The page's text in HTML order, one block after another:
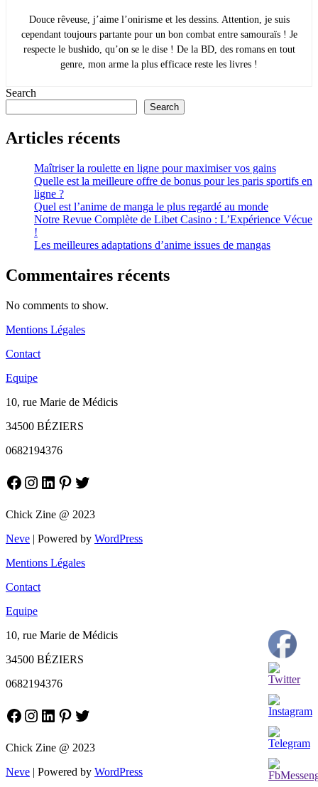
Douce rêveuse, j’aime l’onirisme et les dessins. Attention, je suis
cependant toujours partante pour un bon combat entre samouraïs ! Je
respecte le bushido, qu’on se le dise ! De la BD, des romans en tout
genre, mon arme la plus efficace reste les livres !
Search
Search
Articles récents
Maîtriser la roulette en ligne pour maximiser vos gains
Quelle est la meilleure offre de bonus pour les paris sportifs en
ligne ?
Quel est l’anime de manga le plus regardé au monde
Notre Revue Complète de Libet Casino : L’Expérience Vécue
!
Les meilleures adaptations d’anime issues de mangas
Commentaires récents
No comments to show.
Mentions Légales
Contact
Equipe
10, rue Marie de Médicis
34500 BÉZIERS
0682194376
Facebook
Instagram
LinkedIn
Pinterest
Twitter
Chick Zine @ 2023
Neve | Powered by WordPress
Mentions Légales
Contact
Equipe
10, rue Marie de Médicis
34500 BÉZIERS
0682194376
Facebook
Instagram
LinkedIn
Pinterest
Twitter
Chick Zine @ 2023
Neve | Powered by WordPress